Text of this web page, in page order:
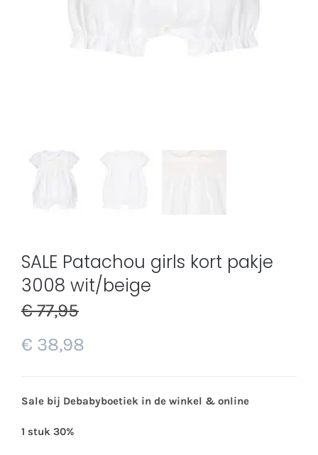
SALE Patachou girls kort pakje
3008 wit/beige
€77,95
€ 38,98
Sale bij Debabyboetiek in de winkel & online
1 stuk 30%